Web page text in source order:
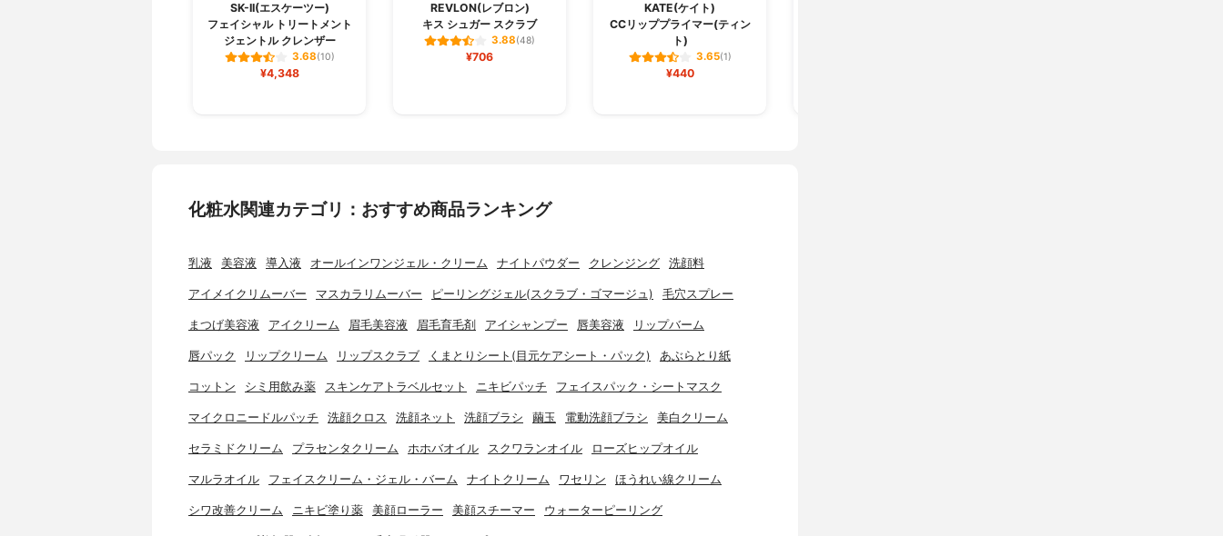
SK-II(エスケーツー)
フェイシャル トリートメント
ジェントル クレンザー
3.68(10)
¥4,348
REVLON(レブロン)
キス シュガー スクラブ
3.88(48)
¥706
KATE(ケイト)
CCリッププライマー(ティン
ト)
3.65(1)
¥440
化粧水関連カテゴリ：おすすめ商品ランキング
乳液 美容液 導入液 オールインワンジェル・クリーム ナイトパウダー クレンジング 洗顔料
アイメイクリムーバー マスカラリムーバー ピーリングジェル(スクラブ・ゴマージュ) 毛穴スプレー
まつげ美容液 アイクリーム 眉毛美容液 眉毛育毛剤 アイシャンプー 唇美容液 リップバーム
唇パック リップクリーム リップスクラブ くまとりシート(目元ケアシート・パック) あぶらとり紙
コットン シミ用飲み薬 スキンケアトラベルセット ニキビパッチ フェイスパック・シートマスク
マイクロニードルパッチ 洗顔クロス 洗顔ネット 洗顔ブラシ 繭玉 電動洗顔ブラシ 美白クリーム
セラミドクリーム プラセンタクリーム ホホバオイル スクワランオイル ローズヒップオイル
マルラオイル フェイスクリーム・ジェル・バーム ナイトクリーム ワセリン ほうれい線クリーム
シワ改善クリーム ニキビ塗り薬 美顔ローラー 美顔スチーマー ウォーターピーリング